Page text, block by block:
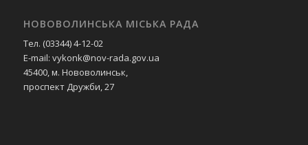
НОВОВОЛИНСЬКА МІСЬКА РАДА
Тел. (03344) 4-12-02
E-mail: vykonk@nov-rada.gov.ua
45400, м. Нововолинськ,
проспект Дружби, 27